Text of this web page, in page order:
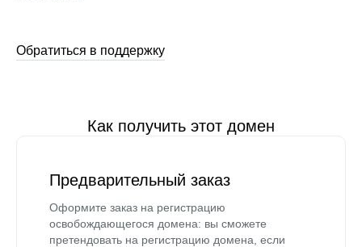
Обратиться в поддержку
Как получить этот домен
Предварительный заказ
Оформите заказ на регистрацию
освобождающегося домена: вы сможете
претендовать на регистрацию домена, если